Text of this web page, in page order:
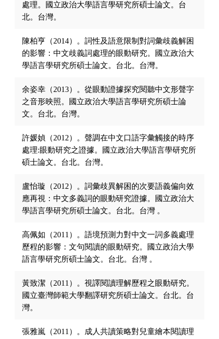
處理。國立政治大學語言學研究所碩士論文。台
北。台灣。
陳柏亨（2014）。詞性及語意限制對詞彙歧義解困
的影響：中文歧義詞處理的眼動研究。國立政治大
學語言學研究所碩士論文。台北。台灣。
余姿幸（2013）。從眼動證據探究閱聽中文形聲字
之音形映照。國立政治大學語言學研究所碩士論
文。台北。台灣。
許媛媜（2012）。聲調在中文口語字彙觸接的時序
處理:眼動研究之證據。國立政治大學語言學研究所
碩士論文。台北。台灣。
盧怡璇（2012）。詞彙歧異解困的次要語義偏向效
應再視：中文多義詞的眼動研究證據。國立政治大
學語言學研究所碩士論文。台北。台灣 。
高佩如（2011）。語境預測力對中文一詞多義處理
歷程的影響：文句閱讀的眼動研究。國立政治大學
語言學研究所碩士論文。台北。台灣 。
黃致潔（2011）。視譯閱讀理解歷程之眼動研究。
國立臺灣師範大學翻譯研究所碩士論文。台北。台
灣。
張雅嵐（2011）。成人共讀策略對兒童繪本閱讀理